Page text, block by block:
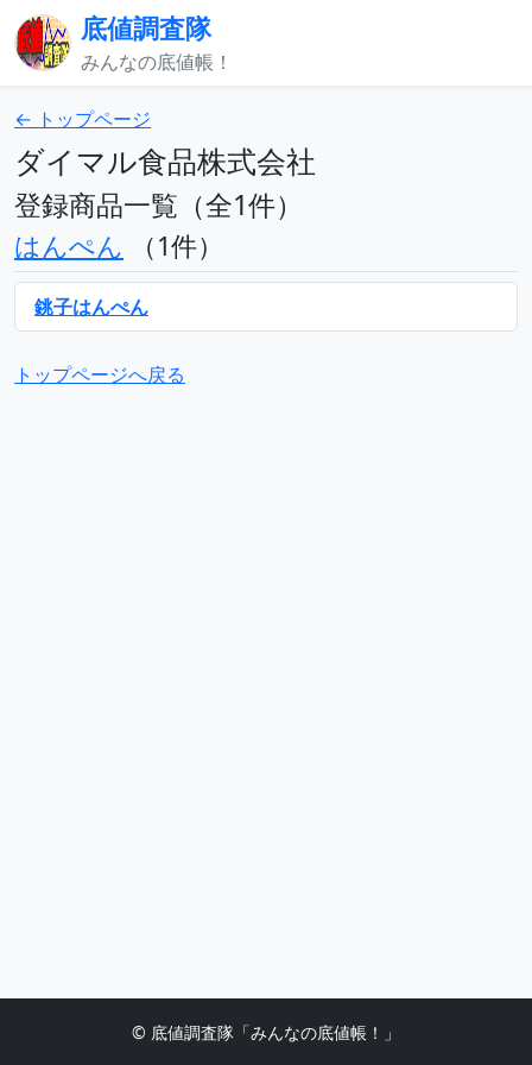
底値調査隊
みんなの底値帳！
← トップページ
ダイマル食品株式会社
登録商品一覧（全1件）
はんぺん （1件）
銚子はんぺん
トップページへ戻る
© 底値調査隊「みんなの底値帳！」